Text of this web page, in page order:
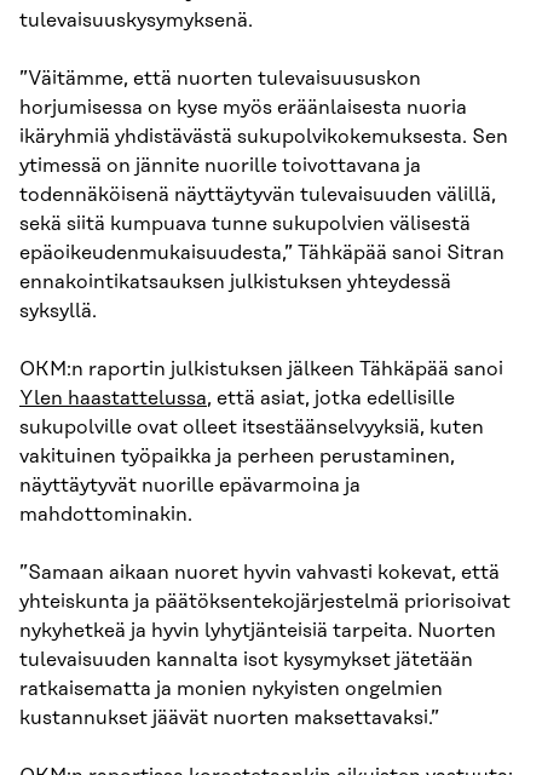
tulevaisuuskysymyksenä.
”Väitämme, että nuorten tulevaisuususkon
horjumisessa on kyse myös eräänlaisesta nuoria
ikäryhmiä yhdistävästä sukupolvikokemuksesta. Sen
ytimessä on jännite nuorille toivottavana ja
todennäköisenä näyttäytyvän tulevaisuuden välillä,
sekä siitä kumpuava tunne sukupolvien välisestä
epäoikeudenmukaisuudesta,” Tähkäpää sanoi Sitran
ennakointikatsauksen julkistuksen yhteydessä
syksyllä.
OKM:n raportin julkistuksen jälkeen Tähkäpää sanoi
Ylen haastattelussa, että asiat, jotka edellisille
sukupolville ovat olleet itsestäänselvyyksiä, kuten
vakituinen työpaikka ja perheen perustaminen,
näyttäytyvät nuorille epävarmoina ja
mahdottominakin.
”Samaan aikaan nuoret hyvin vahvasti kokevat, että
yhteiskunta ja päätöksentekojärjestelmä priorisoivat
nykyhetkeä ja hyvin lyhytjänteisiä tarpeita. Nuorten
tulevaisuuden kannalta isot kysymykset jätetään
ratkaisematta ja monien nykyisten ongelmien
kustannukset jäävät nuorten maksettavaksi.”